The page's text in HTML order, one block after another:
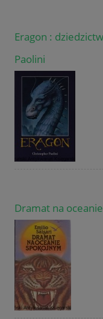
Eragon :
Paolini
Dramat na